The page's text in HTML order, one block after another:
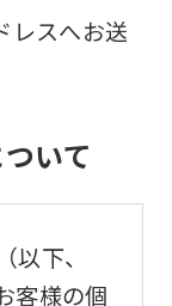
レスへお送
いて
下、
客様の個